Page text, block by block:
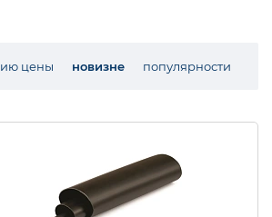
цены новизне популярности